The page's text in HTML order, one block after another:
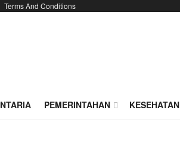
Terms And Conditions
PEMERINTAHAN KESEHATAN